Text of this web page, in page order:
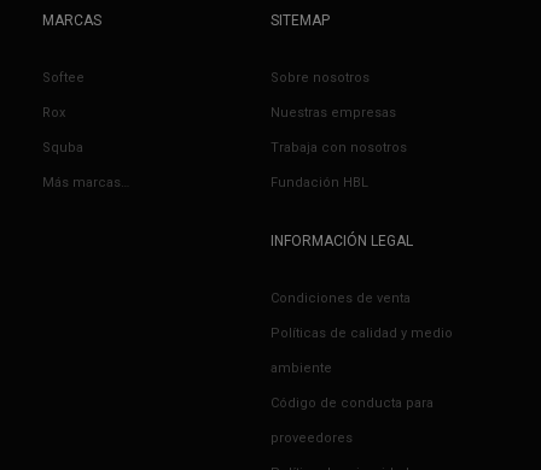
MARCAS
Softee
Rox
Squba
Más marcas…
SITEMAP
Sobre nosotros
Nuestras empresas
Trabaja con nosotros
Fundación HBL
INFORMACIÓN LEGAL
Condiciones de venta
Políticas de calidad y medio
ambiente
Código de conducta para
proveedores